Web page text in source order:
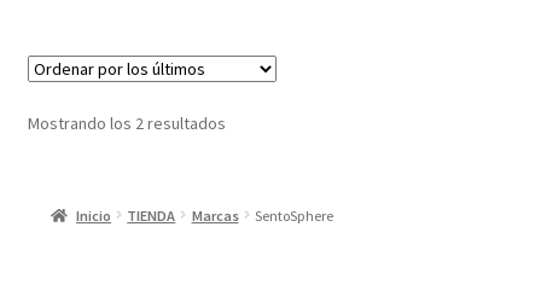
Mostrando los 2 resultadosOrdenado
Inicio TIENDA Marcas SentoSphere